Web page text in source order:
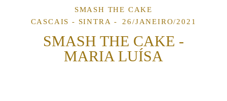
SMASH THE CAKE
CASCAIS - SINTRA
26/JANEIRO/2021
SMASH THE CAKE -
MARIA LUÍSA